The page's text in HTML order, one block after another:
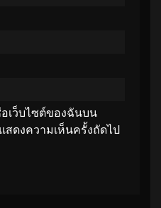
เว็บไซต์ของฉันบน
สดงความเห็นครั้งถัดไป